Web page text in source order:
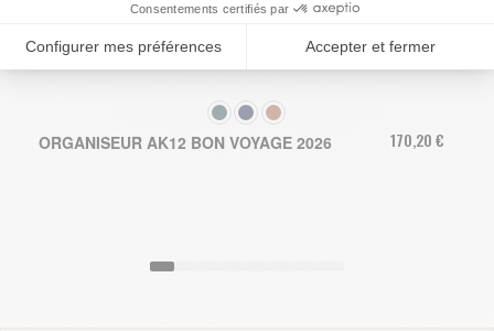
COULEUR
ORGANISEUR AK12 BON VOYAGE 2026 170,20 €